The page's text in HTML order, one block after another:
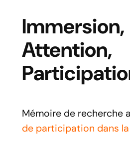
Immersion,
Attention,
Mémoire de
de participation dans